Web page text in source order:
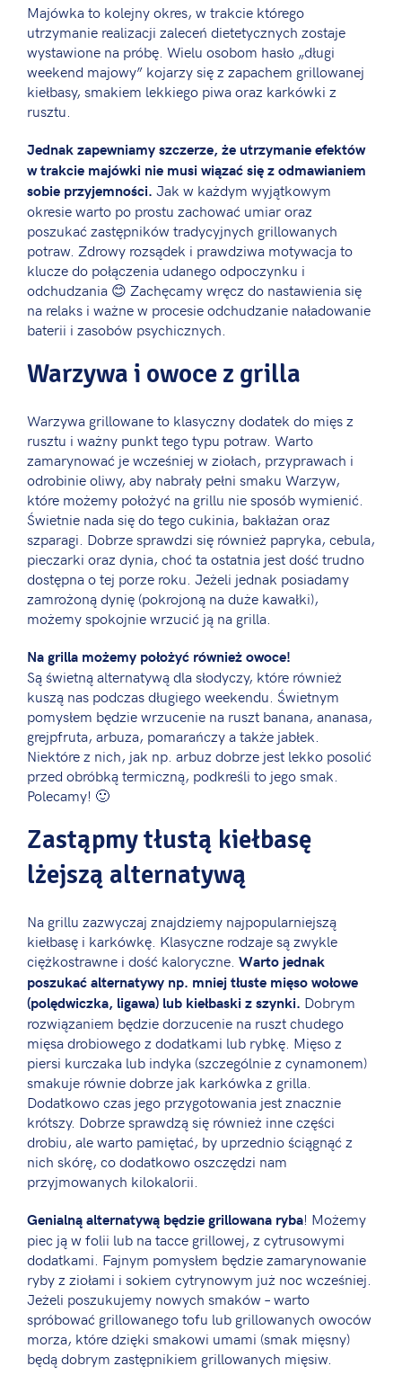
Majówka to kolejny okres, w trakcie którego
utrzymanie realizacji zaleceń dietetycznych zostaje
wystawione na próbę. Wielu osobom hasło „długi
weekend majowy” kojarzy się z zapachem grillowanej
kiełbasy, smakiem lekkiego piwa oraz karkówki z
rusztu.
Jednak zapewniamy szczerze, że utrzymanie efektów
w trakcie majówki nie musi wiązać się z odmawianiem
sobie przyjemności. Jak w każdym wyjątkowym
okresie warto po prostu zachować umiar oraz
poszukać zastępników tradycyjnych grillowanych
potraw. Zdrowy rozsądek i prawdziwa motywacja to
klucze do połączenia udanego odpoczynku i
odchudzania 😊 Zachęcamy wręcz do nastawienia się
na relaks i ważne w procesie odchudzanie naładowanie
baterii i zasobów psychicznych.
Warzywa i owoce z grilla
Warzywa grillowane to klasyczny dodatek do mięs z
rusztu i ważny punkt tego typu potraw. Warto
zamarynować je wcześniej w ziołach, przyprawach i
odrobinie oliwy, aby nabrały pełni smaku Warzyw,
które możemy położyć na grillu nie sposób wymienić.
Świetnie nada się do tego cukinia, bakłażan oraz
szparagi. Dobrze sprawdzi się również papryka, cebula,
pieczarki oraz dynia, choć ta ostatnia jest dość trudno
dostępna o tej porze roku. Jeżeli jednak posiadamy
zamrożoną dynię (pokrojoną na duże kawałki),
możemy spokojnie wrzucić ją na grilla.
Na grilla możemy położyć również owoce!
Są świetną alternatywą dla słodyczy, które również
kuszą nas podczas długiego weekendu. Świetnym
pomysłem będzie wrzucenie na ruszt banana, ananasa,
grejpfruta, arbuza, pomarańczy a także jabłek.
Niektóre z nich, jak np. arbuz dobrze jest lekko posolić
przed obróbką termiczną, podkreśli to jego smak.
Polecamy! 🙂
Zastąpmy tłustą kiełbasę
lżejszą alternatywą
Na grillu zazwyczaj znajdziemy najpopularniejszą
kiełbasę i karkówkę. Klasyczne rodzaje są zwykle
ciężkostrawne i dość kaloryczne. Warto jednak
poszukać alternatywy np. mniej tłuste mięso wołowe
(polędwiczka, ligawa) lub kiełbaski z szynki. Dobrym
rozwiązaniem będzie dorzucenie na ruszt chudego
mięsa drobiowego z dodatkami lub rybkę. Mięso z
piersi kurczaka lub indyka (szczególnie z cynamonem)
smakuje równie dobrze jak karkówka z grilla.
Dodatkowo czas jego przygotowania jest znacznie
krótszy. Dobrze sprawdzą się również inne części
drobiu, ale warto pamiętać, by uprzednio ściągnąć z
nich skórę, co dodatkowo oszczędzi nam
przyjmowanych kilokalorii.
Genialną alternatywą będzie grillowana ryba! Możemy
piec ją w folii lub na tacce grillowej, z cytrusowymi
dodatkami. Fajnym pomysłem będzie zamarynowanie
ryby z ziołami i sokiem cytrynowym już noc wcześniej.
Jeżeli poszukujemy nowych smaków – warto
spróbować grillowanego tofu lub grillowanych owoców
morza, które dzięki smakowi umami (smak mięsny)
będą dobrym zastępnikiem grillowanych mięsiw.